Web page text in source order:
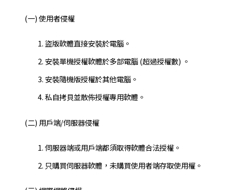
(一) 使用者侵權
盜版軟體直接安裝於電腦。
安裝單機授權軟體於多部電腦 (超過授權數) 。
安裝隨機版授權於其他電腦。
私自拷貝並散佈授權專用軟體。
(二) 用戶端/伺服器侵權
伺服器端或用戶端都須取得軟體合法授權。
只購買伺服器軟體，未購買使用者端存取使用權。